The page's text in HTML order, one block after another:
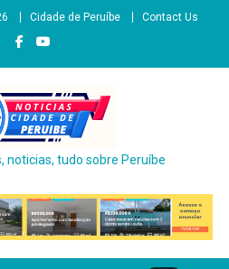
Cidade de Peruíbe Contact Us
noticias, tudo sobre Peruíbe